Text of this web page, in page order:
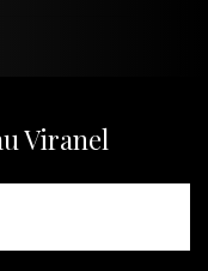
Viranel